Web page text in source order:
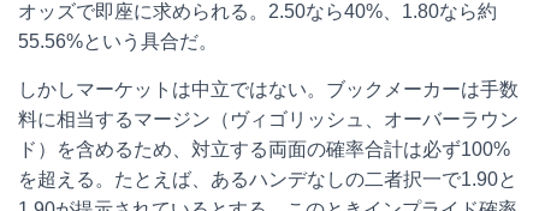
オッズで即座に求められる。2.50なら40%、1.80なら約
55.56%という具合だ。
しかしマーケットは中立ではない。ブックメーカーは手数
料に相当するマージン（ヴィゴリッシュ、オーバーラウン
ド）を含めるため、対立する両面の確率合計は必ず100%
を超える。たとえば、あるハンデなしの二者択一で1.90と